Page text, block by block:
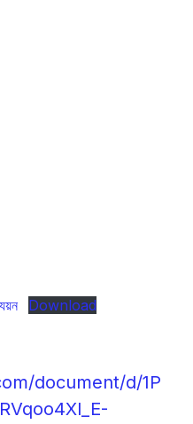
Download
document/d/1P